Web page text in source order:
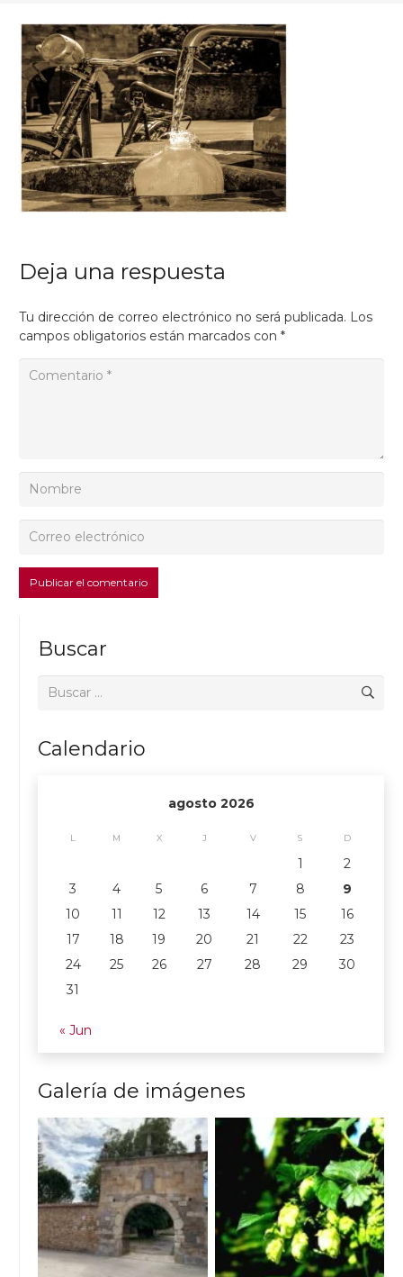
Deja una respuesta
Tu dirección de correo electrónico no será publicada. Los
campos obligatorios están marcados con *
Publicar el comentario
Buscar
Calendario
agosto 2026
L M X J V S D
1
2
3
4 5 6 7 8
9
10
11 12 13 14 15
16
17
18 19 20 21 22
23
24
25 26 27 28 29
30
31
« Jun
Galería de imágenes